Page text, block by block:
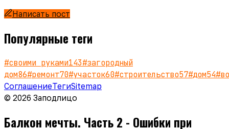
Написать пост
Популярные теги
#своими руками143#загородный
дом86#ремонт70#участок60#строительство57#дом54#
СоглашениеТегиSitemap
© 2026 Заподлицо
Балкон мечты. Часть 2 - Ошибки при